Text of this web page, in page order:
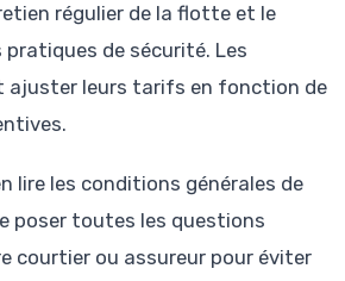
régulier de la flotte et le
pratiques de sécurité. Les
ajuster leurs tarifs en fonction de
lire les conditions générales de
poser toutes les questions
courtier ou assureur pour éviter